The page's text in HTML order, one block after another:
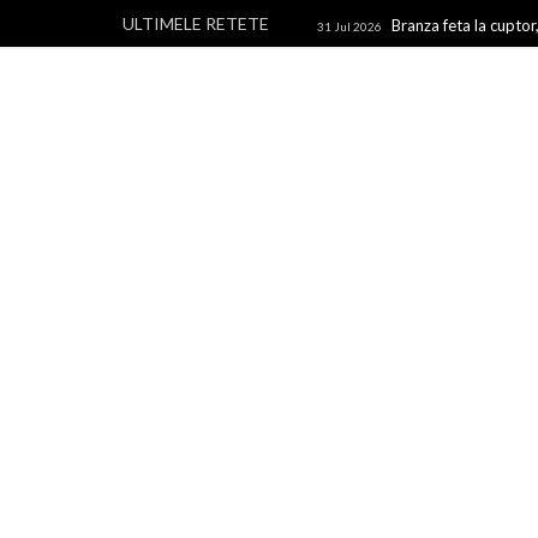
ULTIMELE RETETE 31 Jul 2026 Branza feta la